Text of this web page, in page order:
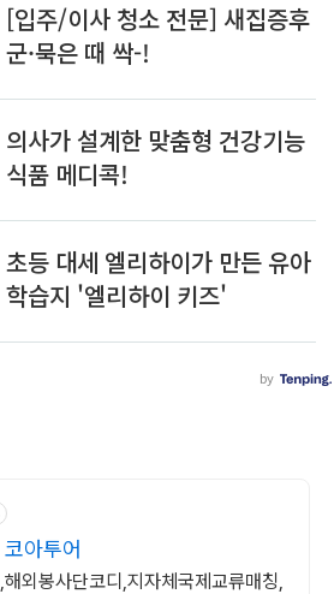
아투어
외봉사단코디,지자체국제교류매칭,